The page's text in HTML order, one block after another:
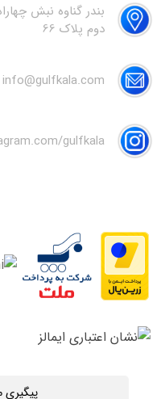
بندر گناوه نبش
دوم پلاک 66
info@gulfkala.com
gulfkala